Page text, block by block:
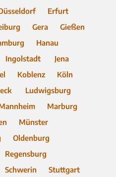
Erfurt
Gera
Gießen
Hanau
Ingolstadt
Jena
Koblenz
Köln
Ludwigsburg
Marburg
Münster
Oldenburg
Regensburg
Schwerin
Stuttgart